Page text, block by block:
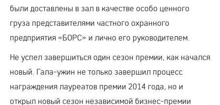
были доставлены в зал в качестве особо ценного
груза представителями частного охранного
предприятия «БОРС» и лично его руководителем.
Не успел завершиться один сезон премии, как начался
новый. Гала-ужин не только завершил процесс
награждения лауреатов премии 2014 года, но и
открыл новый сезон независимой бизнес-премии